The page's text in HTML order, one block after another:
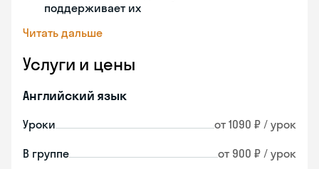
поддерживает их
Читать дальше
Услуги и цены
Английский язык
Уроки от 1090 ₽ / урок
В группе от 900 ₽ / урок